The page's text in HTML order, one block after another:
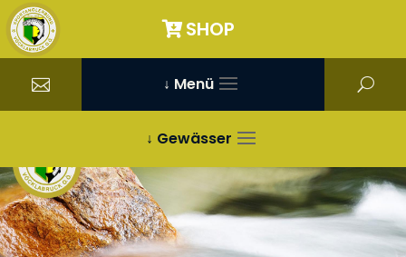
SHOP
↓ Menü
↓ Gewässer